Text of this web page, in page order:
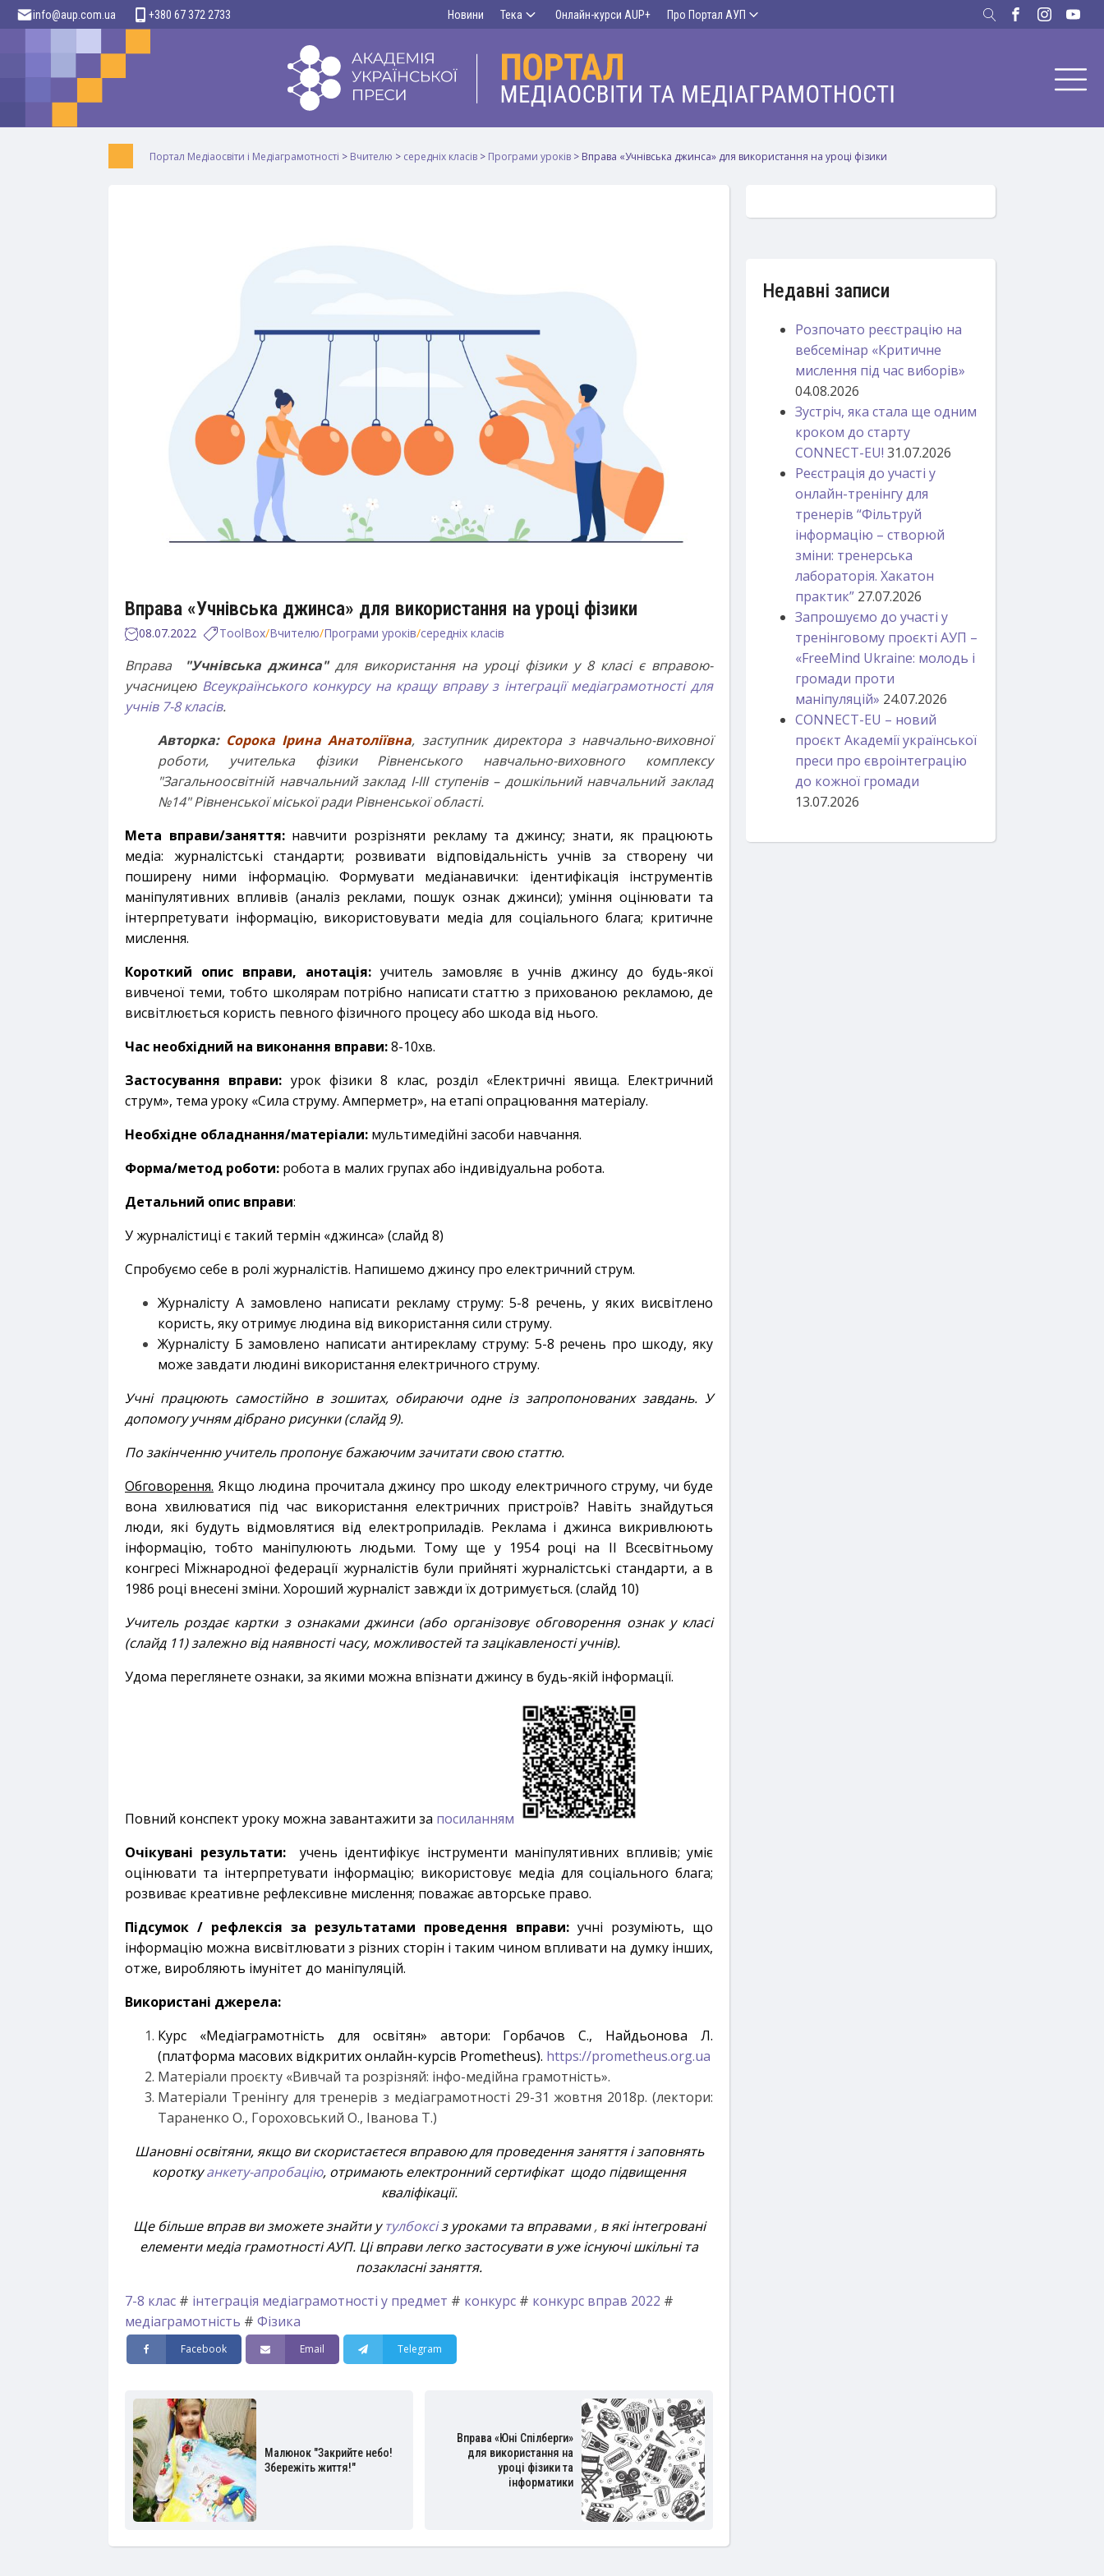
info@aup.com.ua +380 67 372 2733 Новини Тека Онлайн-курси AUP+ Про Портал АУП
Портал Медіаосвіти і Медіаграмотності > Вчителю > середніх класів > Програми уроків > Вправа «Учнівська джинса» для використання на уроці фізики
Вправа «Учнівська джинса» для використання на уроці фізики
08.07.2022 ToolBox/Вчителю/Програми уроків/середніх класів
Вправа "Учнівська джинса"для використання на уроці фізики у 8 класі є вправою-
учасницею Всеукраїнського конкурсу на кращу вправу з інтеграції медіаграмотності для
учнів 7-8 класів.
Авторка: Сорока Ірина Анатоліївна, заступник директора з навчально-виховної
роботи, учителька фізики Рівненського навчально-виховного комплексу
"Загальноосвітній навчальний заклад І-ІІІ ступенів – дошкільний навчальний заклад
№14" Рівненської міської ради Рівненської області.
Мета вправи/заняття:навчити розрізняти рекламу та джинсу; знати, як працюють
медіа: журналістські стандарти; розвивати відповідальність учнів за створену чи
поширену ними інформацію. Формувати медіанавички: ідентифікація інструментів
маніпулятивних впливів (аналіз реклами, пошук ознак джинси); уміння оцінювати та
інтерпретувати інформацію, використовувати медіа для соціального блага; критичне
мислення.
Короткий опис вправи, анотація:учитель замовляє в учнів джинсу до будь-якої
вивченої теми, тобто школярам потрібно написати статтю з прихованою рекламою, де
висвітлюється користь певного фізичного процесу або шкода від нього.
Час необхідний на виконання вправи:8-10хв.
Застосування вправи: урок фізики 8 клас, розділ «Електричні явища. Електричний
струм», тема уроку «Сила струму. Амперметр», на етапі опрацювання матеріалу.
Необхідне обладнання/матеріали: мультимедійні засоби навчання.
Форма/метод роботи: робота в малих групах або індивідуальна робота.
Детальний опис вправи:
У журналістиці є такий термін «джинса» (слайд 8)
Спробуємо себе в ролі журналістів. Напишемо джинсу про електричний струм.
Журналісту А замовлено написати рекламу струму: 5-8 речень, у яких висвітлено
користь, яку отримує людина від використання сили струму.
Журналісту Б замовлено написати антирекламу струму: 5-8 речень про шкоду, яку
може завдати людині використання електричного струму.
Учні працюють самостійно в зошитах, обираючи одне із запропонованих завдань. У
допомогу учням дібрано рисунки (слайд 9).
По закінченню учитель пропонує бажаючим зачитати свою статтю.
Обговорення. Якщо людина прочитала джинсу про шкоду електричного струму, чи буде
вона хвилюватися під час використання електричних пристроїв? Навіть знайдуться
люди, які будуть відмовлятися від електроприладів. Реклама і джинса викривлюють
інформацію, тобто маніпулюють людьми. Тому ще у 1954 році на ІІ Всесвітньому
конгресі Міжнародної федерації журналістів були прийняті журналістські стандарти, а в
1986 році внесені зміни. Хороший журналіст завжди їх дотримується. (слайд 10)
Учитель роздає картки з ознаками джинси (або організовує обговорення ознак у класі
(слайд 11) залежно від наявності часу, можливостей та зацікавленості учнів).
Удома переглянете ознаки, за якими можна впізнати джинсу в будь-якій інформації.
Повний конспект уроку можна завантажити за посиланням
Очікувані результати:учень ідентифікує інструменти маніпулятивних впливів; уміє
оцінювати та інтерпретувати інформацію; використовує медіа для соціального блага;
розвиває креативне рефлексивне мислення; поважає авторське право.
Підсумок / рефлексія за результатами проведення вправи: учні розуміють, що
інформацію можна висвітлювати з різних сторін і таким чином впливати на думку інших,
отже, виробляють імунітет до маніпуляцій.
Використані джерела:
Курс «Медіаграмотність для освітян» автори: Горбачов С., Найдьонова Л.
(платформа масових відкритих онлайн-курсів Prometheus). https://prometheus.org.ua
Матеріали проєкту «Вивчай та розрізняй: інфо-медійна грамотність».
Матеріали Тренінгу для тренерів з медіаграмотності 29-31 жовтня 2018р. (лектори:
Тараненко О., Гороховський О., Іванова Т.)
Шановні освітяни, якщо ви скористаєтеся вправою для проведення заняття і заповнять
короткуанкету-апробацію, отримають електронний сертифікат щодо підвищення
кваліфікації.
Ще більше вправ ви зможете знайти утулбоксіз уроками та вправами, в які інтегровані
елементи медіа грамотності АУП. Ці вправи легко застосувати в уже існуючі шкільні та
позакласні заняття.
7-8 клас # інтеграція медіаграмотності у предмет # конкурс # конкурс вправ 2022 #
медіаграмотність # Фізика
Facebook Email Telegram
Малюнок "Закрийте небо!
Збережіть життя!"
Вправа «Юні Спілберги»
для використання на
уроці фізики та
інформатики
Недавні записи
Розпочато реєстрацію на
вебсемінар «Критичне
мислення під час виборів»
04.08.2026
Зустріч, яка стала ще одним
кроком до старту
CONNECT-EU! 31.07.2026
Реєстрація до участі у
онлайн-тренінгу для
тренерів “Фільтруй
інформацію – створюй
зміни: тренерська
лабораторія. Хакатон
практик” 27.07.2026
Запрошуємо до участі у
тренінговому проєкті АУП –
«FreeMind Ukraine: молодь і
громади проти
маніпуляцій» 24.07.2026
CONNECT-EU – новий
проєкт Академії української
преси про євроінтеграцію
до кожної громади
13.07.2026